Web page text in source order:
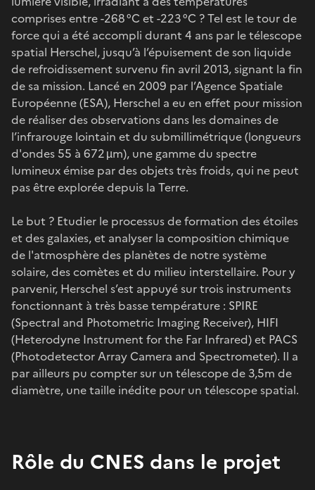
comprises entre -268 °C et -223 °C ? Tel est le tour de
force qui a été accompli durant 4 ans par le télescope
spatial Herschel, jusqu’à l’épuisement de son liquide
de refroidissement survenu fin avril 2013, signant la fin
de sa mission. Lancé en 2009 par l’Agence Spatiale
Européenne (ESA), Herschel a eu en effet pour mission
de réaliser des observations dans les domaines de
l’infrarouge lointain et du submillimétrique (longueurs
d'ondes 55 à 672 µm), une gamme du spectre
lumineux émise par des objets très froids, qui ne peut
pas être explorée depuis la Terre.
Le but ? Etudier le processus de formation des étoiles
et des galaxies, et analyser la composition chimique
de l'atmosphère des planètes de notre système
solaire, des comètes et du milieu interstellaire. Pour y
parvenir, Herschel s’est appuyé sur trois instruments
fonctionnant à très basse température : SPIRE
(Spectral and Photometric Imaging Receiver), HIFI
(Heterodyne Instrument for the Far Infrared) et PACS
(Photodetector Array Camera and Spectrometer). Il a
par ailleurs pu compter sur un télescope de 3,5m de
diamètre, une taille inédite pour un télescope spatial.
Rôle du CNES dans le projet